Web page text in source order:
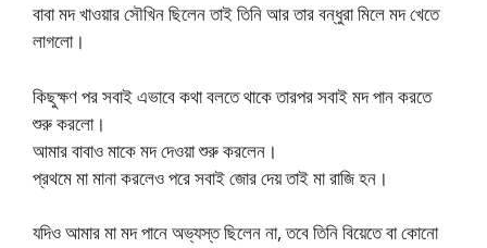
বাবা মদ খাওয়ার সৌখিন ছিলেন তাই তিনি আর তার বন্ধুরা মিলে মদ খেতে
লাগলো।
কিছুক্ষণ পর সবাই এভাবে কথা বলতে থাকে তারপর সবাই মদ পান করতে
শুরু করলো।
আমার বাবাও মাকে মদ দেওয়া শুরু করলেন।
প্রথমে মা মানা করলেও পরে সবাই জোর দেয় তাই মা রাজি হন।
যদিও আমার মা মদ পানে অভ্যস্ত ছিলেন না, তবে তিনি বিয়েতে বা কোনো